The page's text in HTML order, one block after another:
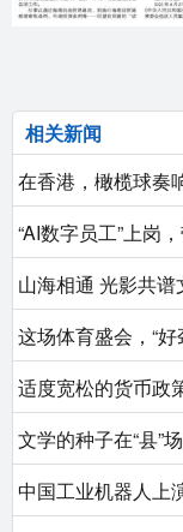
相关新闻
在香港，橄榄球奏
“AI数字员工”上岗
山海相通 光影共谱
这场体育盛会，“好
适度宽松的货币政
文学的种子在“县”
中国工业机器人上